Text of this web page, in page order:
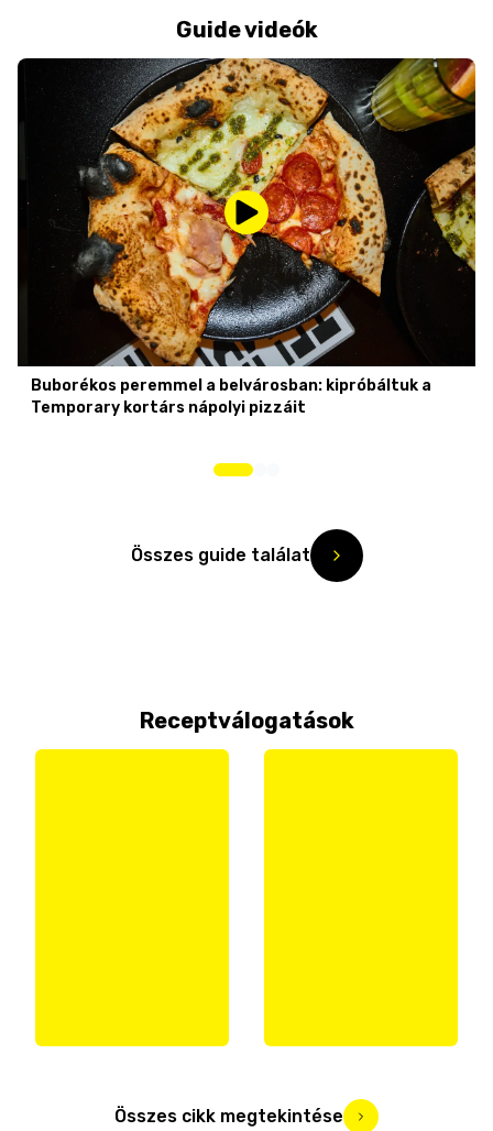
Guide videók
Buborékos peremmel a belvárosban: kipróbáltuk a
Temporary kortárs nápolyi pizzáit
Összes guide találat
Receptválogatások
Összes cikk megtekintése